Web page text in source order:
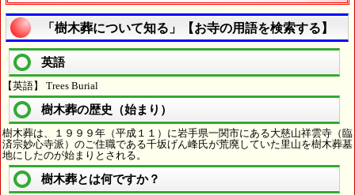
「樹木葬について知る」【お寺の用語を検索する】
英語
【英語】 Trees Burial
樹木葬の歴史（始まり）
樹木葬は、１９９９年（平成１１）に岩手県一関市にある大慈山祥雲寺（臨
済宗妙心寺派）のご住職である千坂げん峰氏が荒廃していた里山を樹木葬墓
地にしたのが始まりとされる。
樹木葬とは何ですか？